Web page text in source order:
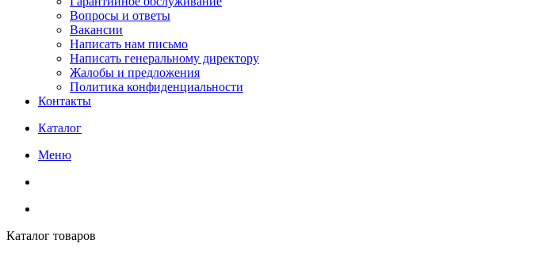
Вопросы и ответы
Вакансии
Написать нам письмо
Написать генеральному директору
Жалобы и предложения
Политика конфиденциальности
Контакты
Каталог
Меню
Каталог товаров